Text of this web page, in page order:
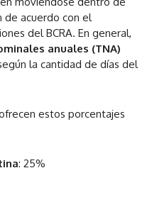
de acuerdo con el
del BCRA. En general,
anuales (TNA)
la cantidad de días del
estos porcentajes
: 25%